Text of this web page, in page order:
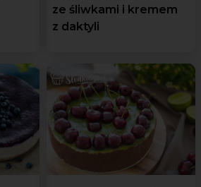
ze śliwkami i kremem
z daktyli